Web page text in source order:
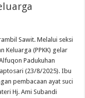
Sawit. Melalui seksi
Keluarga (PPKK) gelar
Padukuhan
(23/8/2025). Ibu
pembacaan ayat suci
Hj. Ami Subandi